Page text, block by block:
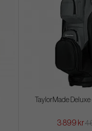
TaylorMade Deluxe
3 899 kr4